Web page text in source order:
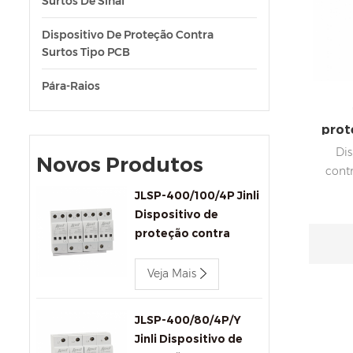
Dispositivo De Proteção Contra
Surtos Tipo PCB
Pára-Raios
Novos Produtos
JLSP-400/100/4P Jinli
Dispositivo de
proteção contra
400V 100kA
Veja Mais
JLSP-400/80/4P/Y
Jinli Dispositivo de
de